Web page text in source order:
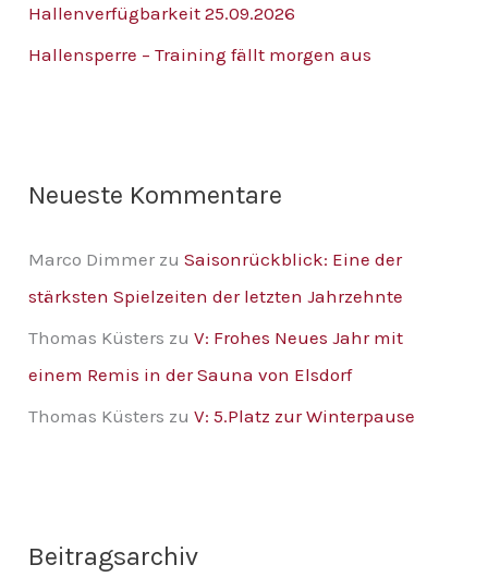
a
c
Hallenverfügbarkeit 25.09.2026
Hallensperre – Training fällt morgen aus
Neueste Kommentare
Marco Dimmer zuSaisonrückblick: Eine der
stärksten Spielzeiten der letzten Jahrzehnte
Thomas Küsters zuV: Frohes Neues Jahr mit
einem Remis in der Sauna von Elsdorf
Thomas Küsters zuV: 5.Platz zur Winterpause
Beitragsarchiv